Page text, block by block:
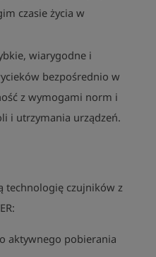
czasie życia w
wiarygodne i
bezpośrednio w
z wymogami norm i
i utrzymania urządzeń.
technologię czujników z
aktywnego pobierania